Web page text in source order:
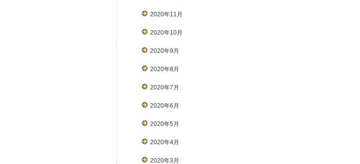
2020年11月
2020年10月
2020年9月
2020年8月
2020年7月
2020年6月
2020年5月
2020年4月
2020年3月